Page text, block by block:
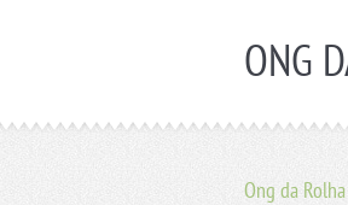
ONG
Ong da